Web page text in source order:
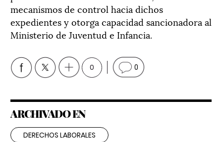
mecanismos de control hacia dichos
expedientes y otorga capacidad sancionadora al
Ministerio de Juventud e Infancia.
0 0
ARCHIVADO EN
DERECHOS LABORALES